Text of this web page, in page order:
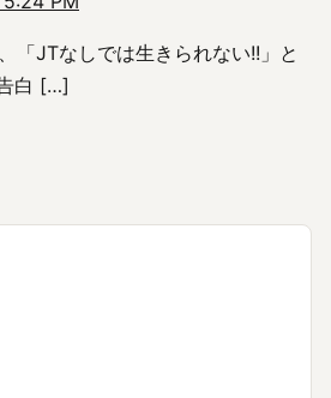
JTなしでは生きられない!!」と
白 […]